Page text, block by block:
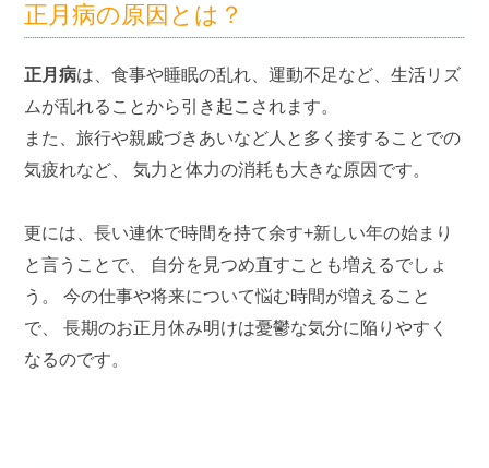
正月病の原因とは？
正月病は、食事や睡眠の乱れ、運動不足など、生活リズ
ムが乱れることから引き起こされます。
また、旅行や親戚づきあいなど人と多く接することでの
気疲れなど、 気力と体力の消耗も大きな原因です。
更には、長い連休で時間を持て余す+新しい年の始まり
と言うことで、 自分を見つめ直すことも増えるでしょ
う。 今の仕事や将来について悩む時間が増えること
で、 長期のお正月休み明けは憂鬱な気分に陥りやすく
なるのです。